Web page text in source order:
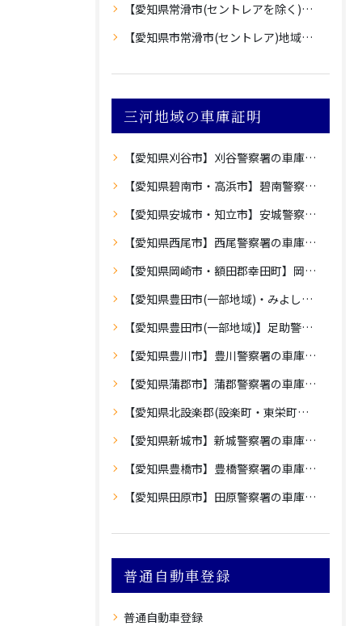
【愛知県常滑市(セントレアを除く)】常滑警察署の車庫証明
【愛知県市常滑市(セントレア)地域】中部空港警察署の車庫証明
三河地域の車庫証明
【愛知県刈谷市】刈谷警察署の車庫証明
【愛知県碧南市・高浜市】碧南警察署の車庫証明
【愛知県安城市・知立市】安城警察署の車庫証明
【愛知県西尾市】西尾警察署の車庫証明
【愛知県岡崎市・額田郡幸田町】岡崎警察署の車庫証明
【愛知県豊田市(一部地域)・みよし市】豊田警察署の車庫証明
【愛知県豊田市(一部地域)】足助警察署の車庫証明
【愛知県豊川市】豊川警察署の車庫証明
【愛知県蒲郡市】蒲郡警察署の車庫証明
【愛知県北設楽郡(設楽町・東栄町・豊根村)】設楽警察署の車庫証明
【愛知県新城市】新城警察署の車庫証明
【愛知県豊橋市】豊橋警察署の車庫証明
【愛知県田原市】田原警察署の車庫証明
普通自動車登録
普通自動車登録